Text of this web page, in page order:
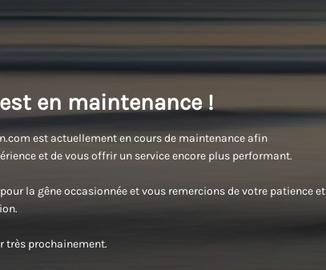
en maintenance !
est actuellement en cours de maintenance afin
et de vous offrir un service encore plus performant.
la gêne occasionnée et vous remercions de votre patience et
très prochainement.